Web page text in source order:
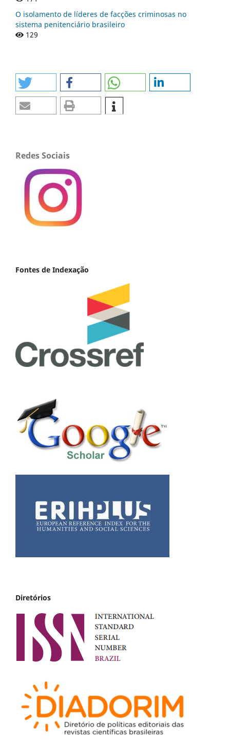
O isolamento de líderes de facções criminosas no
sistema penitenciário brasileiro
129
Redes Sociais
Fontes de Indexação
Diretórios